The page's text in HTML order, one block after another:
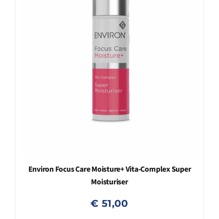
Environ Focus Care Moisture+ Vita-Complex Super
Moisturiser
€ 51,00